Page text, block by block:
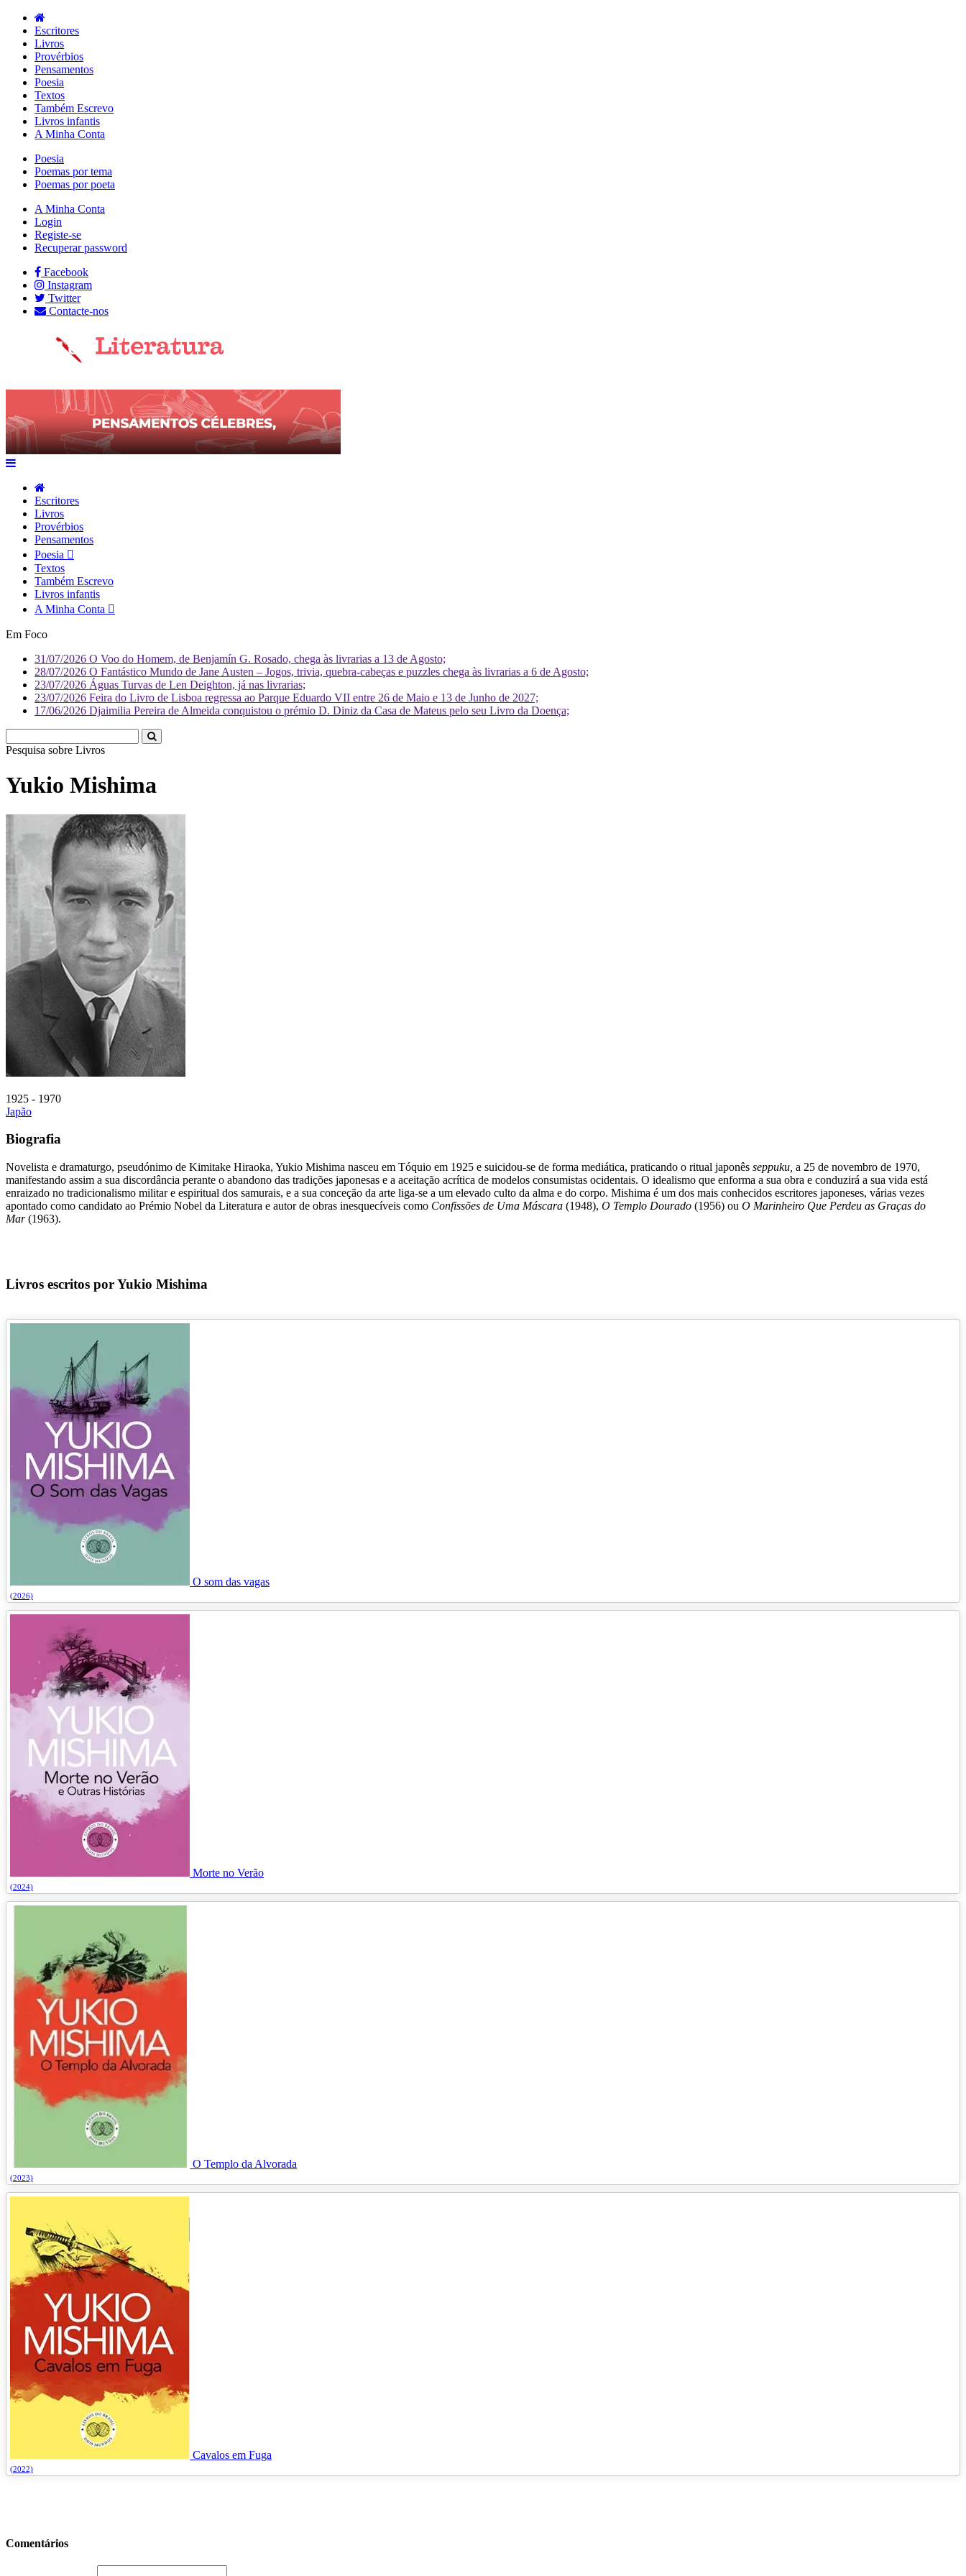
Escritores
Livros
Provérbios
Pensamentos
Poesia
Textos
Também Escrevo
Livros infantis
A Minha Conta
Poesia
Poemas por tema
Poemas por poeta
A Minha Conta
Login
Registe-se
Recuperar password
Facebook
Instagram
Twitter
Contacte-nos
Escritores
Livros
Provérbios
Pensamentos
Poesia
Textos
Também Escrevo
Livros infantis
A Minha Conta
Em Foco
31/07/2026 O Voo do Homem, de Benjamín G. Rosado, chega às livrarias a 13 de Agosto;
28/07/2026 O Fantástico Mundo de Jane Austen – Jogos, trivia, quebra-cabeças e puzzles chega às livrarias a 6 de Agosto;
23/07/2026 Águas Turvas de Len Deighton, já nas livrarias;
23/07/2026 Feira do Livro de Lisboa regressa ao Parque Eduardo VII entre 26 de Maio e 13 de Junho de 2027;
17/06/2026 Djaimilia Pereira de Almeida conquistou o prémio D. Diniz da Casa de Mateus pelo seu Livro da Doença;
Pesquisa sobre Liv
Yukio Mishima
1925 - 1970
Japão
Biografia
Novelista e dramaturgo, pseudónimo de Kimitake Hiraoka, Yukio Mishima nasceu em Tóquio em 1925 e suicidou-se de forma mediática, praticando o ritual japonês seppuku, a 25 de novembro de 1970,
manifestando assim a sua discordância perante o abandono das tradições japonesas e a aceitação acrítica de modelos consumistas ocidentais. O idealismo que enforma a sua obra e conduzirá a sua vida está
enraizado no tradicionalismo militar e espiritual dos samurais, e a sua conceção da arte liga-se a um elevado culto da alma e do corpo. Mishima é um dos mais conhecidos escritores japoneses, várias vezes
apontado como candidato ao Prémio Nobel da Literatura e autor de obras inesquecíveis como Confissões de Uma Máscara (1948), O Templo Dourado (1956) ou O Marinheiro Que Perdeu as Graças do
Mar(1963).
Livros escritos por Yukio Mishima
O som das vagas
(2026)
Morte no Verão
(2024)
O Templo da Alvorada
(2023)
Cavalos em Fuga
(2022)
Comentários